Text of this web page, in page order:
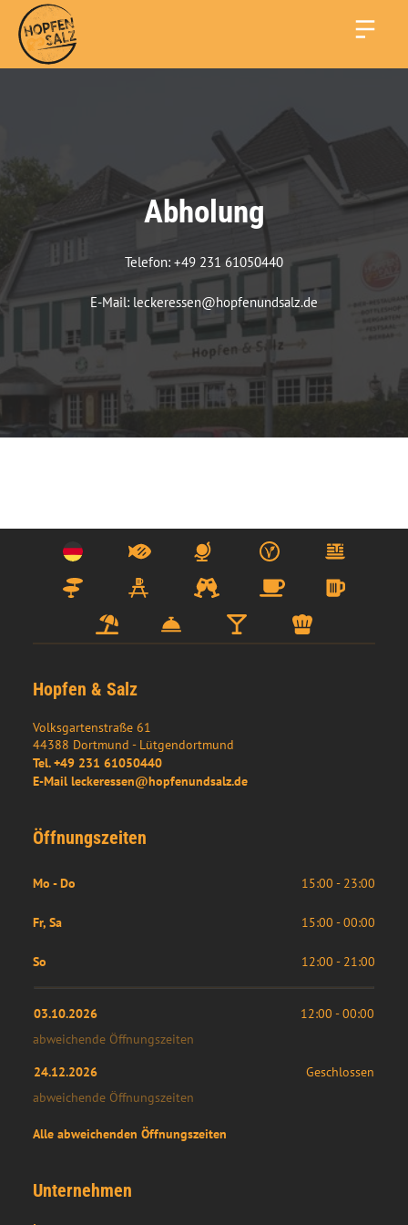
Abholung
Telefon: +49 231 61050440
E-Mail: leckeressen@hopfenundsalz.de
Hopfen & Salz
Volksgartenstraße 61
44388 Dortmund - Lütgendortmund
Tel. +49 231 61050440
E-Mail leckeressen@hopfenundsalz.de
Öffnungszeiten
Mo - Do 15:00 - 23:00
Fr, Sa 15:00 - 00:00
So 12:00 - 21:00
03.10.2026 12:00 - 00:00
abweichende Öffnungszeiten
24.12.2026
Geschlossen
abweichende Öffnungszeiten
Alle abweichenden Öffnungszeiten
Unternehmen